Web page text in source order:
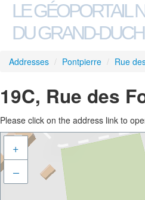
LE GÉOPORTAIL
DU GRAND-
Addresses / Pontpierre / Rue
19C, Rue des
Please click on the address link to
+
–